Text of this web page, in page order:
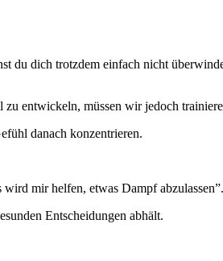
du dich trotzdem einfach nicht
zu entwickeln, müssen wir jedoch
danach konzentrieren.
mir helfen, etwas Dampf abzulassen”.
Entscheidungen abhält.